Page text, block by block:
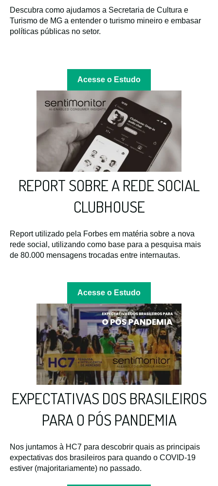
Descubra como ajudamos a Secretaria de Cultura e
Turismo de MG a entender o turismo mineiro e embasar
políticas públicas no setor.
Acesse o Estudo
REPORT SOBRE A REDE SOCIAL
CLUBHOUSE
Report utilizado pela Forbes em matéria sobre a nova
rede social, utilizando como base para a pesquisa mais
de 80.000 mensagens trocadas entre internautas.
Acesse o Estudo
EXPECTATIVAS DOS BRASILEIROS
PARA O PÓS PANDEMIA
Nos juntamos à HC7 para descobrir quais as principais
expectativas dos brasileiros para quando o COVID-19
estiver (majoritariamente) no passado.